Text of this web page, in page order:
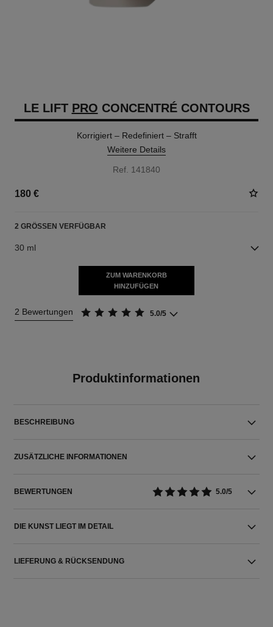
LE LIFT PRO CONCENTRÉ CONTOURS
Korrigiert – Redefiniert – Strafft
Weitere Details
Ref. 141840
180 €
2 GRÖSSEN VERFÜGBAR
30 ml
ZUM WARENKORB
HINZUFÜGEN
2 Bewertungen 5.0/5
Produktinformationen
BESCHREIBUNG
ZUSÄTZLICHE INFORMATIONEN
BEWERTUNGEN 5.0/5
DIE KUNST LIEGT IM DETAIL
LIEFERUNG & RÜCKSENDUNG